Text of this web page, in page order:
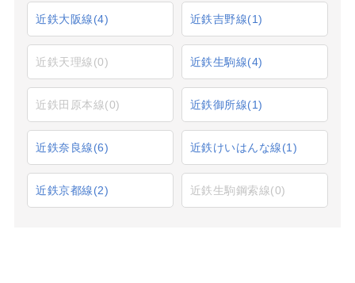
近鉄大阪線(4) 近鉄吉野線(1)
近鉄天理線(0) 近鉄生駒線(4)
近鉄田原本線(0) 近鉄御所線(1)
近鉄奈良線(6) 近鉄けいはんな線(1)
近鉄京都線(2) 近鉄生駒鋼索線(0)